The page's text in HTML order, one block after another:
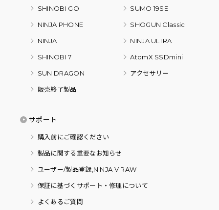
SHINOBI GO SUMO 19SE
NINJA PHONE SHOGUN Classic
NINJA NINJA ULTRA
SHINOBI 7 AtomX SSDmini
SUN DRAGON アクセサリー
販売終了製品
サポート
購入前にご確認ください
製品に関する重要なお知らせ
ユーザー/製品登録,NINJA V RAW
保証に基づくサポート・修理について
よくあるご質問